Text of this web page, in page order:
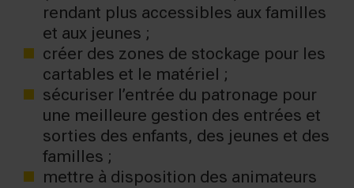
rendant plus accessibles aux familles
et aux jeunes ;
créer des zones de stockage pour les
cartables et le matériel ;
sécuriser l’entrée du patronage pour
une meilleure gestion des entrées et
sorties des enfants, des jeunes et des
familles ;
mettre à disposition des animateurs